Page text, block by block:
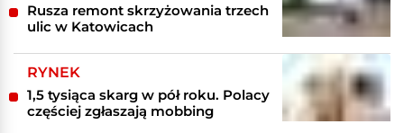
Rusza remont skrzyżowania trzech
ulic w Katowicach
RYNEK
1,5 tysiąca skarg w pół roku. Polacy
częściej zgłaszają mobbing